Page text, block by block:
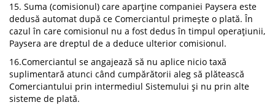
15. Suma (comisionul) care aparține companiei Paysera este
dedusă automat după ce Comerciantul primește o plată. În
cazul în care comisionul nu a fost dedus în timpul operațiunii,
Paysera are dreptul de a deduce ulterior comisionul.
16.Comerciantul se angajează să nu aplice nicio taxă
suplimentară atunci când cumpărătorii aleg să plătească
Comerciantului prin intermediul Sistemului și nu prin alte
sisteme de plată.